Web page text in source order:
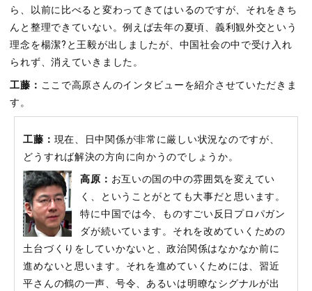
ら、以前に比べると変わってきてはいるのですが、それをきち
んと整理できていない。例えば去年の夏頃、義利観外交という
理念を楊潔?と王毅が出しましたが、中国社会の中で受け入れ
られず、消えていきました。
工藤： ここで高原さんのインタビューを紹介させていただきま
す。
工藤： 現在、日中関係が非常に厳しい状況なのですが、
どうすれば解決の方向に向かうのでしょうか。
高原： お互いの国の中の雰囲気を変えてい
く、ということがとても大事だと思います。
特に中国では今、ものすごい反日プロパガン
ダが続いています。それを改めていくための
土台づくりをしていかないと、政治関係はなかなか前に
進めないと思います。それを進めていくためには、習近
平さんの鶴の一声、号令、あるいは明瞭なシグナルが出